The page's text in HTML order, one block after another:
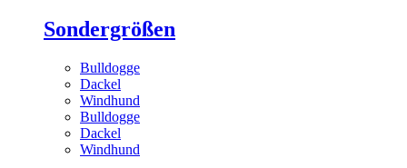
Sondergrößen
Bulldogge
Dackel
Windhund
Bulldogge
Dackel
Windhund